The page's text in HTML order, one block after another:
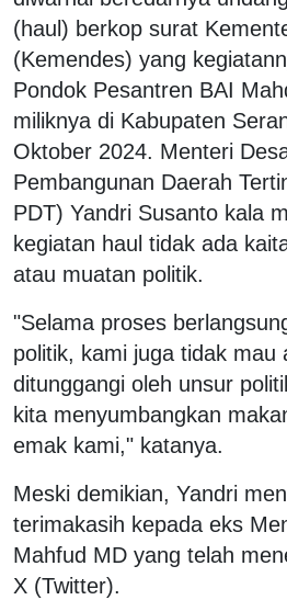
(haul) berkop surat
(Kemendes) yang
Pondok Pesantren BAI
miliknya di Kabupaten
Oktober 2024. Menteri
Pembangunan Daerah
PDT) Yandri Susanto kala
kegiatan haul tidak ada
atau muatan politik.
"Selama proses
politik, kami juga tidak mau
ditunggangi oleh unsur
kita menyumbangkan
emak kami," katanya.
Meski demikian, Yandri
terimakasih kepada eks
Mahfud MD yang telah
X (Twitter).